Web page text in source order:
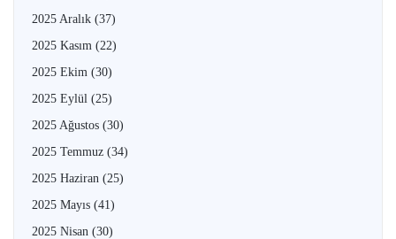
2025 Aralık (37)
2025 Kasım (22)
2025 Ekim (30)
2025 Eylül (25)
2025 Ağustos (30)
2025 Temmuz (34)
2025 Haziran (25)
2025 Mayıs (41)
2025 Nisan (30)